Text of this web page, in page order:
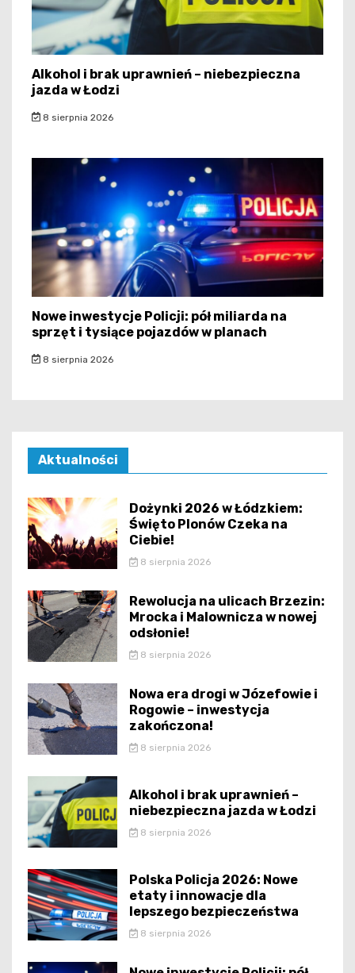
Alkohol i brak uprawnień – niebezpieczna
jazda w Łodzi
8 sierpnia 2026
Nowe inwestycje Policji: pół miliarda na
sprzęt i tysiące pojazdów w planach
8 sierpnia 2026
Aktualności
Dożynki 2026 w Łódzkiem:
Święto Plonów Czeka na
Ciebie!
8 sierpnia 2026
Rewolucja na ulicach Brzezin:
Mrocka i Malownicza w nowej
odsłonie!
8 sierpnia 2026
Nowa era drogi w Józefowie i
Rogowie – inwestycja
zakończona!
8 sierpnia 2026
Alkohol i brak uprawnień –
niebezpieczna jazda w Łodzi
8 sierpnia 2026
Polska Policja 2026: Nowe
etaty i innowacje dla
lepszego bezpieczeństwa
8 sierpnia 2026